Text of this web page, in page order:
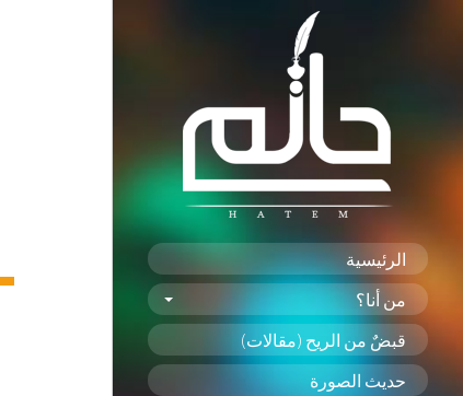
الرئيسية
من أنا؟
قبضٌ من الريح (مقالات)
حديث الصورة